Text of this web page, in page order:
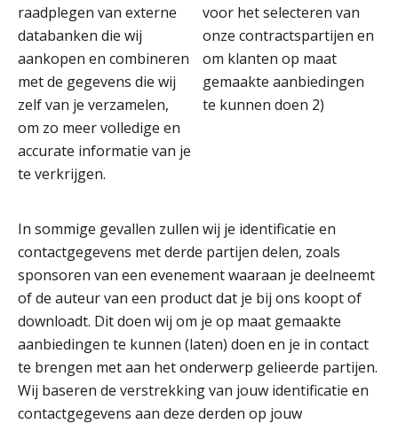
raadplegen van externe
databanken die wij
aankopen en combineren
met de gegevens die wij
zelf van je verzamelen,
om zo meer volledige en
accurate informatie van je
te verkrijgen.
voor het selecteren van
onze contractspartijen en
om klanten op maat
gemaakte aanbiedingen
te kunnen doen 2)
In sommige gevallen zullen wij je identificatie en
contactgegevens met derde partijen delen, zoals
sponsoren van een evenement waaraan je deelneemt
of de auteur van een product dat je bij ons koopt of
downloadt. Dit doen wij om je op maat gemaakte
aanbiedingen te kunnen (laten) doen en je in contact
te brengen met aan het onderwerp gelieerde partijen.
Wij baseren de verstrekking van jouw identificatie en
contactgegevens aan deze derden op jouw
Marja van den Oetelaar
Kirsten Kievit